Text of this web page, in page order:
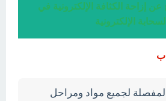
عن إزاحة الكثافة الإلكترونية في
السحابة الإلكترونية
لجميع مواد ومراحل